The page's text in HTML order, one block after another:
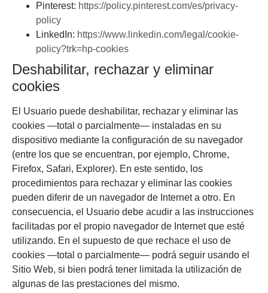
Pinterest: https://policy.pinterest.com/es/privacy-
policy
LinkedIn: https://www.linkedin.com/legal/cookie-
policy?trk=hp-cookies
Deshabilitar, rechazar y eliminar
cookies
El Usuario puede deshabilitar, rechazar y eliminar las
cookies —total o parcialmente— instaladas en su
dispositivo mediante la configuración de su navegador
(entre los que se encuentran, por ejemplo, Chrome,
Firefox, Safari, Explorer). En este sentido, los
procedimientos para rechazar y eliminar las cookies
pueden diferir de un navegador de Internet a otro. En
consecuencia, el Usuario debe acudir a las instrucciones
facilitadas por el propio navegador de Internet que esté
utilizando. En el supuesto de que rechace el uso de
cookies —total o parcialmente— podrá seguir usando el
Sitio Web, si bien podrá tener limitada la utilización de
algunas de las prestaciones del mismo.